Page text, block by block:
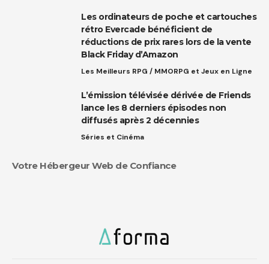
Les ordinateurs de poche et cartouches
rétro Evercade bénéficient de
réductions de prix rares lors de la vente
Black Friday d’Amazon
Les Meilleurs RPG / MMORPG et Jeux en Ligne
L’émission télévisée dérivée de Friends
lance les 8 derniers épisodes non
diffusés après 2 décennies
Séries et Cinéma
Votre Hébergeur Web de Confiance